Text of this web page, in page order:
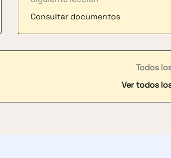
Consultar documentos
Todos
Ver todos